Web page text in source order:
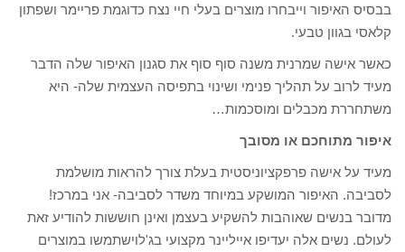
בבסיס האיפור וייבחרו מוצרים בעלי חיי נצח כדוגמת פריימר ושפתון
קלאסי בגוון טבעי.
כאשר אישה שמרנית משנה סוף סוף את סגנון האיפור שלה הדבר
מעיד לרוב על תהליך פנימי ושינוי בתפיסה העצמית שלה- היא
משתחררת מכבלים ומוסכמות…
איפור מתוחכם או מסובך
מעיד על אישה פרפקציוניסטית בעלת צורך להראות מושלמת
לסביבה. האיפור המושקע במיוחד משדר לסביבה- אני במרכז!
מדובר בנשים שאוהבות להשקיע בעצמן ואינן חוששות להודיע זאת
לעולם. נשים אלה יעדיפו אייליינר מקצועי בג'לוישתמשו במוצרים